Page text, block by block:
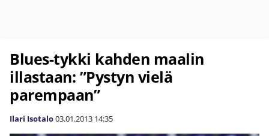
Blues-tykki kahden maalin
illastaan: ”Pystyn vielä
parempaan”
Ilari Isotalo03.01.2013 14:35